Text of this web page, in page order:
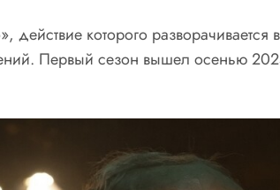
которого
Первый сезон вышел осенью